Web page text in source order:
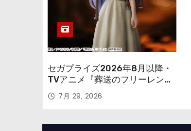
セガプライズ2026年8月以降・
TVアニメ『葬送のフリーレン』
鉱山で300年働くことになっっ
ちゃった「フリーレン」を立体
7月 29, 2026